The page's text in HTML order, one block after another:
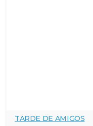
TARDE DE AMIGOS